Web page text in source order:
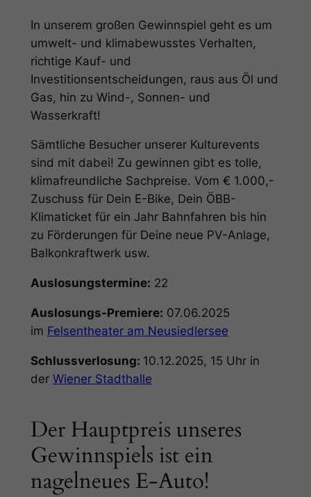
In unserem großen Gewinnspiel geht es um
umwelt- und klimabewusstes Verhalten,
richtige Kauf- und
Investitionsentscheidungen, raus aus Öl und
Gas, hin zu Wind-, Sonnen- und
Wasserkraft!
Sämtliche Besucher unserer Kulturevents
sind mit dabei! Zu gewinnen gibt es tolle,
klimafreundliche Sachpreise. Vom € 1.000,-
Zuschuss für Dein E-Bike, Dein ÖBB-
Klimaticket für ein Jahr Bahnfahren bis hin
zu Förderungen für Deine neue PV-Anlage,
Balkonkraftwerk usw.
Auslosungstermine: 22
Auslosungs-Premiere: 07.06.2025
im Felsentheater am Neusiedlersee
Schlussverlosung: 10.12.2025, 15 Uhr in
der Wiener Stadthalle
Der Hauptpreis unseres
Gewinnspiels ist ein
nagelneues E-Auto!